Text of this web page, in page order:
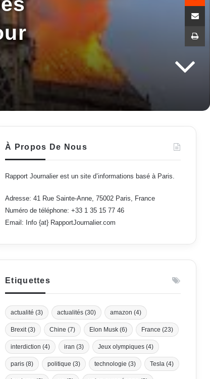
À Propos De Nous
Rapport Journalier est un site d’informations basé à Paris.
Adresse: 41 Rue Sainte-Anne, 75002 Paris, France
Numéro de téléphone: +33 1 35 15 77 46
Email: Info {at} RapportJournalier.com
Etiquettes
actualité (3) actualités (30) amazon (4)
Brexit(3) Chine (7) Elon Musk (6) France (23)
interdiction (4) iran (3) Jeux olympiques (4)
paris (8) politique (3) technologie (3) Tesla (4)